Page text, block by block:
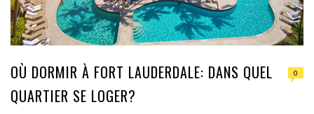
OÙ DORMIR À FORT LAUDERDALE: DANS QUEL
QUARTIER SE LOGER?
0